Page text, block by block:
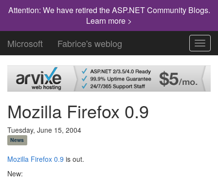
Attention: We have retired the ASP.NET Community Blogs.
Learn more >
Microsoft Fabrice's weblog
Mozilla Firefox 0.9
Tuesday, June 15, 2004
News
Mozilla Firefox 0.9 is out.
New: